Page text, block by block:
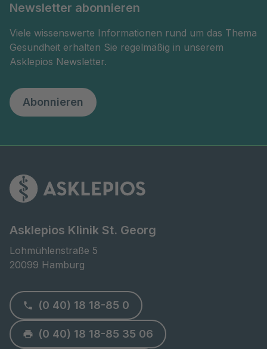
Newsletter abonnieren
Viele wissenswerte Informationen rund um das Thema
Gesundheit erhalten Sie regelmäßig in unserem
Asklepios Newsletter.
Abonnieren
Asklepios Klinik St. Georg
Lohmühlenstraße 5
20099 Hamburg
(0 40) 18 18-85 0
(0 40) 18 18-85 35 06